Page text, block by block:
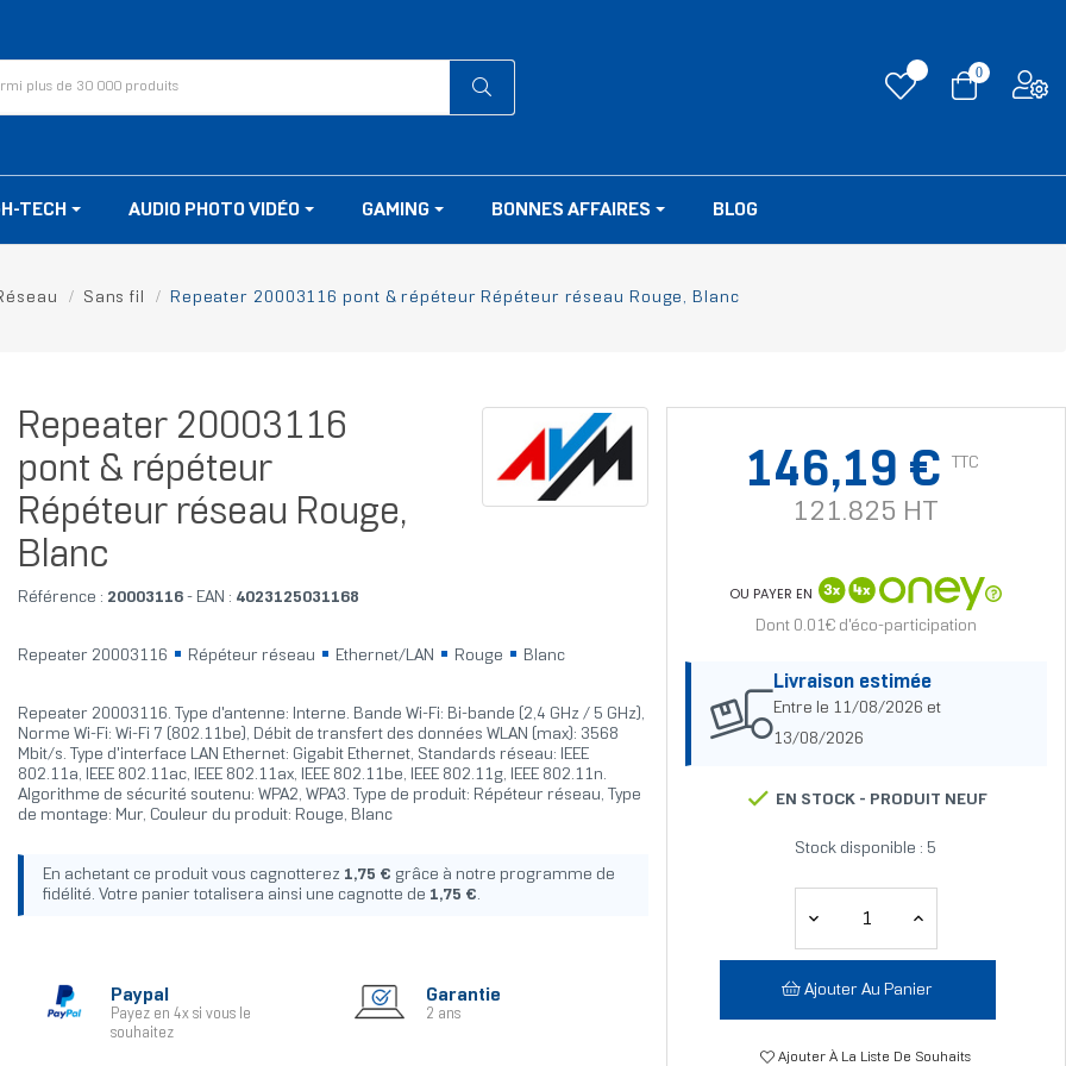
0
TECH AUDIO PHOTO VIDÉO GAMING BONNES AFFAIRES BLOG
Sans fil Repeater 20003116 pont & répéteur Répéteur réseau Rouge, Blanc
Repeater 20003116
pont & répéteur
Répéteur réseau Rouge,
Blanc
Référence : 20003116- EAN : 4023125031168
Repeater 20003116 Répéteur réseau Ethernet/LAN Rouge Blanc
Repeater 20003116. Type d'antenne: Interne. Bande Wi-Fi: Bi-bande (2,4 GHz / 5 GHz),
Norme Wi-Fi: Wi-Fi 7 (802.11be), Débit de transfert des données WLAN (max): 3568
Mbit/s. Type d'interface LAN Ethernet: Gigabit Ethernet, Standards réseau: IEEE
802.11a, IEEE 802.11ac, IEEE 802.11ax, IEEE 802.11be, IEEE 802.11g, IEEE 802.11n.
Algorithme de sécurité soutenu: WPA2, WPA3. Type de produit: Répéteur réseau, Type
de montage: Mur, Couleur du produit: Rouge, Blanc
En achetant ce produit vous cagnotterez 1,75 € grâce à notre programme de
fidélité. Votre panier totalisera ainsi une cagnotte de 1,75 €.
Paypal
Payez en 4x si vous le
souhaitez
Garantie
2 ans
146,19 € TTC
121.825 HT
OU PAYER EN
Dont 0.01€ d'éco-participation
Livraison estimée
Entre le 11/08/2026 et
13/08/2026
EN STOCK - PRODUIT NEUF
Stock disponible : 5
Ajouter Au Panier
Ajouter À La Liste De Souhaits